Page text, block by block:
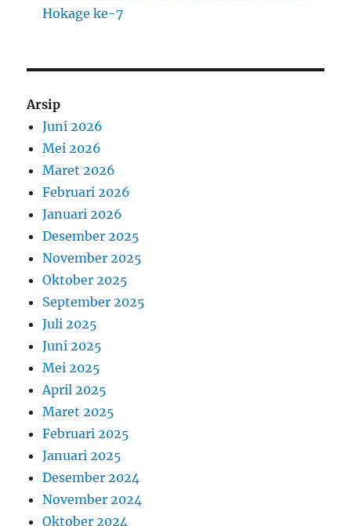
Hokage ke-7
Arsip
Juni 2026
Mei 2026
Maret 2026
Februari 2026
Januari 2026
Desember 2025
November 2025
Oktober 2025
September 2025
Juli 2025
Juni 2025
Mei 2025
April 2025
Maret 2025
Februari 2025
Januari 2025
Desember 2024
November 2024
Oktober 2024